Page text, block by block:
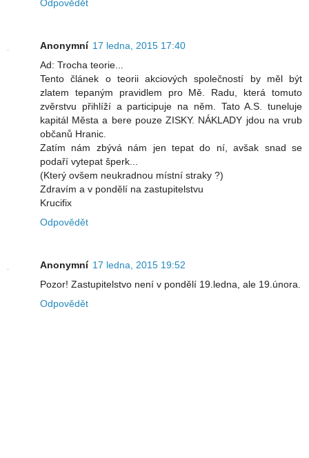
Odpovědět
Anonymní 17 ledna, 2015 17:40
Ad: Trocha teorie...
Tento článek o teorii akciových společností by měl být
zlatem tepaným pravidlem pro Mě. Radu, která tomuto
zvěrstvu přihlíží a participuje na něm. Tato A.S. tuneluje
kapitál Města a bere pouze ZISKY. NÁKLADY jdou na vrub
občanů Hranic.
Zatím nám zbývá nám jen tepat do ní, avšak snad se
podaří vytepat šperk...
(Který ovšem neukradnou místní straky ?)
Zdravím a v pondělí na zastupitelstvu
Krucifix
Odpovědět
Anonymní 17 ledna, 2015 19:52
Pozor! Zastupitelstvo není v pondělí 19.ledna, ale 19.února.
Odpovědět